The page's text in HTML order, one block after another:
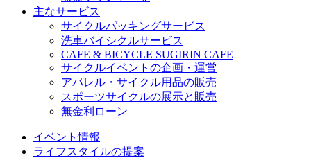
主なサービス
サイクルパッキングサービス
洗車バイシクルサービス
CAFE & BICYCLE SUGIRIN CAFE
サイクルイベントの企画・運営
アパレル・サイクル用品の販売
スポーツサイクルの展示と販売
無金利ローン
イベント情報
ライフスタイルの提案